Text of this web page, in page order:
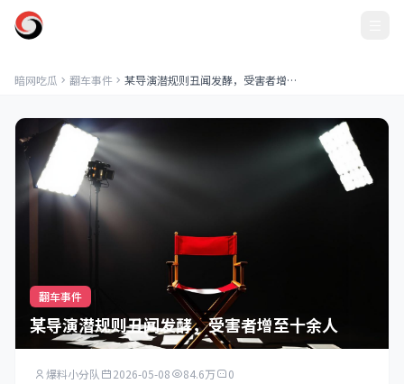
暗网吃瓜 翻车事件 某导演潜规则丑闻发酵，受害者增至十余人
翻车事件
某导演潜规则丑闻发酵，受害者增至十余人
爆料小分队 2026-05-08 84.6万 0